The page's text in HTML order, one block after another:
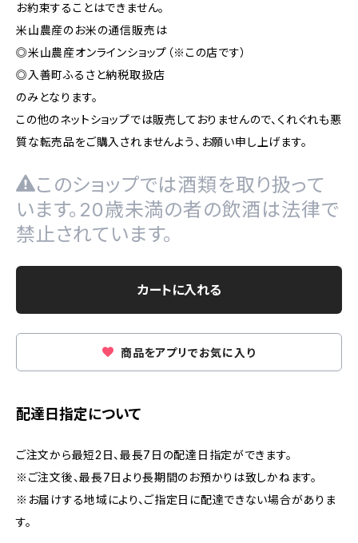
お約束することはできません。
米山農産のお米の通信販売は
◎米山農産オンラインショップ（※この店です）
◎入善町ふるさと納税取扱店
のみとなります。
この他のネットショップでは販売しておりませんので、くれぐれも悪
質な転売品をご購入されませんよう、お願い申し上げます。
このショップでは酒類を取り扱って
います。20歳未満の者の飲酒は法律で
禁止されています。
カートに入れる
商品をアプリでお気に入り
配達日指定について
ご注文から最短2日、最長7日の配達日指定ができます。
※ご注文後、最長7日より長期間のお預かりは致しかねます。
※お届けする地域により、ご指定日に配達できない場合がありま
す。